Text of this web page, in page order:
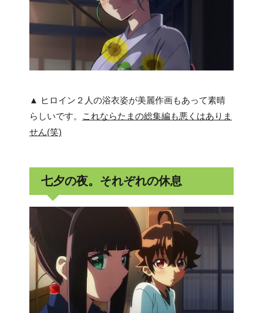
▲ ヒロイン２人の浴衣姿が美麗作画もあって素晴
らしいです。
これならたまの総集編も悪くはありま
せん(笑)
七夕の夜。それぞれの休息